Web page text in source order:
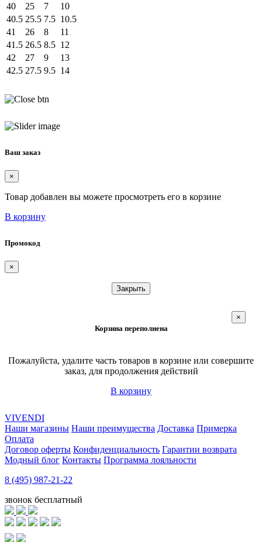
40
25 7
10
40.5 25.5 7.5 10.5
41
26 8
11
41.5 26.5 8.5 12
42
27 9
13
42.5 27.5 9.5 14
Ваш заказ
×
Товар добавлен вы можете просмотреть его в корзине
В корзину
Промокод
×
Закрыть
Корзина переполнена
×
Пожалуйста, удалите часть товаров в корзине или совершите
заказ, для продолжения действий
В корзину
VIVENDI
Наши магазины Наши преимущества Доставка Примерка
Оплата
Договор оферты Конфиденциальность Гарантии возврата
Модный блог Контакты Программа лояльности
8 (495) 987-21-22
звонок бесплатный